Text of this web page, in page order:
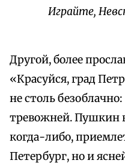
Играйте,
Другой, более
«Красуйся, град
не столь
тревожней. Пушкин в
когда-либо,
Петербург, но и